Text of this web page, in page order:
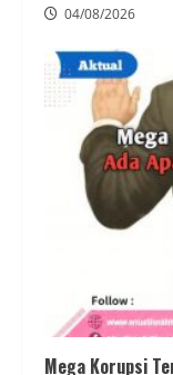
04/08/2026
Mega Korupsi